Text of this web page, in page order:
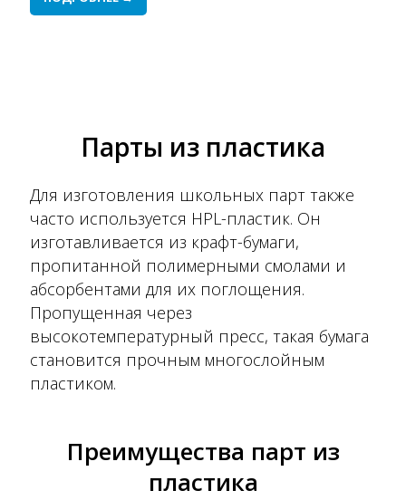
Парты из пластика
Для изготовления школьных парт также
часто используется HPL-пластик. Он
изготавливается из крафт-бумаги,
пропитанной полимерными смолами и
абсорбентами для их поглощения.
Пропущенная через
высокотемпературный пресс, такая бумага
становится прочным многослойным
пластиком.
Преимущества парт из
пластика